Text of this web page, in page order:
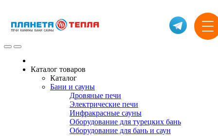
Каталог товаров
Каталог
Бани и сауны
Дровяные печи
Электрические печи
Инфракрасные сауны
Оборудование для турецких бань
Оборудование для бань и саун